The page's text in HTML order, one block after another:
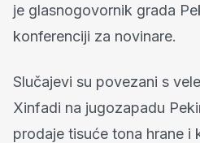
je glasnogovornik grada
konferenciji za novinare.
Slučajevi su povezani s
Xinfadi na jugozapadu
prodaje tisuće tona hrane i